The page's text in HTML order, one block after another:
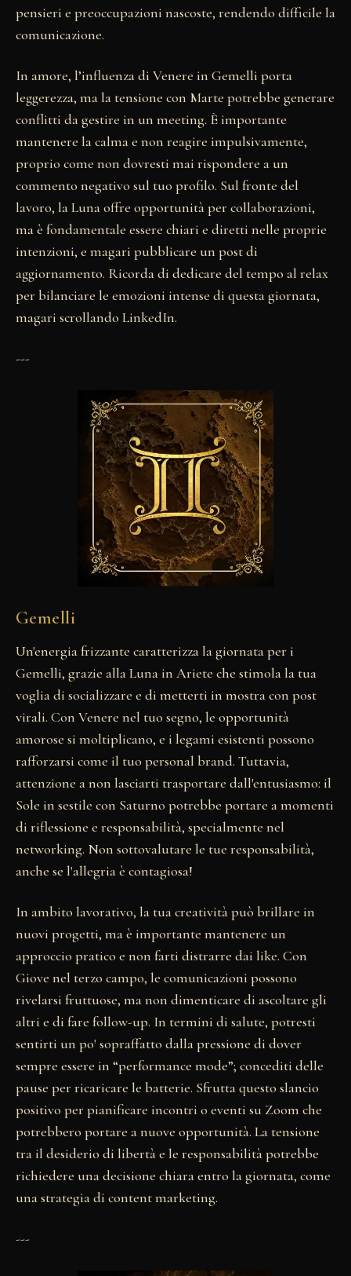
pensieri e preoccupazioni nascoste, rendendo difficile la
comunicazione.
In amore, l’influenza di Venere in Gemelli porta
leggerezza, ma la tensione con Marte potrebbe generare
conflitti da gestire in un meeting. È importante
mantenere la calma e non reagire impulsivamente,
proprio come non dovresti mai rispondere a un
commento negativo sul tuo profilo. Sul fronte del
lavoro, la Luna offre opportunità per collaborazioni,
ma è fondamentale essere chiari e diretti nelle proprie
intenzioni, e magari pubblicare un post di
aggiornamento. Ricorda di dedicare del tempo al relax
per bilanciare le emozioni intense di questa giornata,
magari scrollando LinkedIn.
---
Gemelli
Un'energia frizzante caratterizza la giornata per i
Gemelli, grazie alla Luna in Ariete che stimola la tua
voglia di socializzare e di metterti in mostra con post
virali. Con Venere nel tuo segno, le opportunità
amorose si moltiplicano, e i legami esistenti possono
rafforzarsi come il tuo personal brand. Tuttavia,
attenzione a non lasciarti trasportare dall'entusiasmo: il
Sole in sestile con Saturno potrebbe portare a momenti
di riflessione e responsabilità, specialmente nel
networking. Non sottovalutare le tue responsabilità,
anche se l'allegria è contagiosa!
In ambito lavorativo, la tua creatività può brillare in
nuovi progetti, ma è importante mantenere un
approccio pratico e non farti distrarre dai like. Con
Giove nel terzo campo, le comunicazioni possono
rivelarsi fruttuose, ma non dimenticare di ascoltare gli
altri e di fare follow-up. In termini di salute, potresti
sentirti un po' sopraffatto dalla pressione di dover
sempre essere in “performance mode”; concediti delle
pause per ricaricare le batterie. Sfrutta questo slancio
positivo per pianificare incontri o eventi su Zoom che
potrebbero portare a nuove opportunità. La tensione
tra il desiderio di libertà e le responsabilità potrebbe
richiedere una decisione chiara entro la giornata, come
una strategia di content marketing.
---